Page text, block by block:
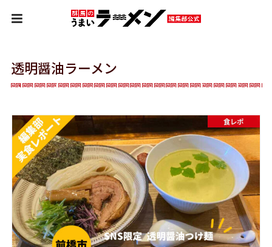
透明醤油ラーメン
食レポ